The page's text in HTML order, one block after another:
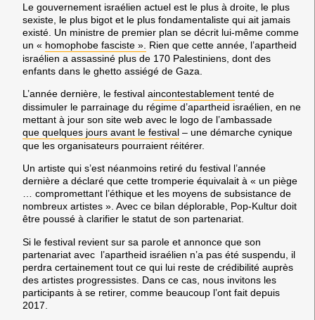
Le gouvernement israélien actuel est le plus à droite, le plus
sexiste, le plus bigot et le plus fondamentaliste qui ait jamais
existé. Un ministre de premier plan se décrit lui-même comme
un « homophobe fasciste ». Rien que cette année, l’apartheid
israélien a assassiné plus de 170 Palestiniens, dont des
enfants dans le ghetto assiégé de Gaza.
L’année dernière, le festival aincontestablement tenté de
dissimuler le parrainage du régime d’apartheid israélien, en ne
mettant à jour son site web avec le logo de l’ambassade
que quelques jours avant le festival – une démarche cynique
que les organisateurs pourraient réitérer.
Un artiste qui s’est néanmoins retiré du festival l’année
dernière a déclaré que cette tromperie équivalait à « un piège
… compromettant l’éthique et les moyens de subsistance de
nombreux artistes ». Avec ce bilan déplorable, Pop-Kultur doit
être poussé à clarifier le statut de son partenariat.
Si le festival revient sur sa parole et annonce que son
partenariat avec l’apartheid israélien n’a pas été suspendu, il
perdra certainement tout ce qui lui reste de crédibilité auprès
des artistes progressistes. Dans ce cas, nous invitons les
participants à se retirer, comme beaucoup l’ont fait depuis
2017.